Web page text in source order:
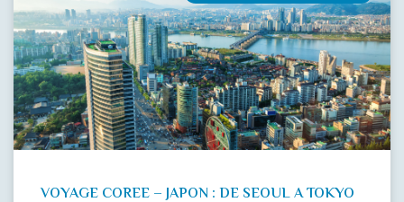
VOYAGE COREE – JAPON : DE SEOUL A TOKYO